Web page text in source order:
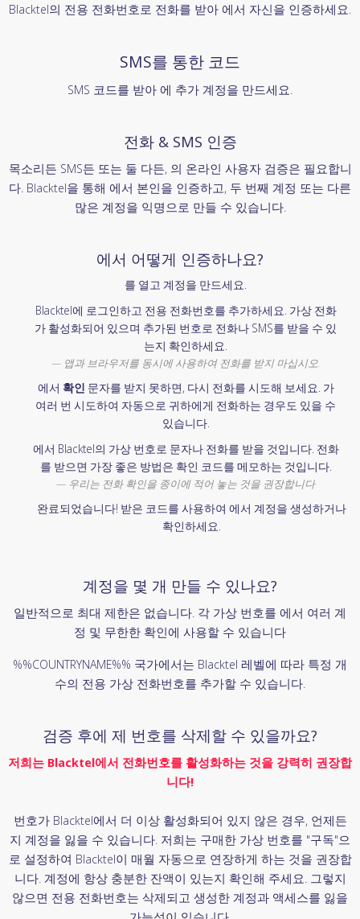
Blacktel의 전용 전화번호로 전화를 받아 에서 자신을 인증하세요.
SMS를 통한 코드
SMS 코드를 받아 에 추가 계정을 만드세요.
전화 & SMS 인증
목소리든 SMS든 또는 둘 다든, 의 온라인 사용자 검증은 필요합니
다. Blacktel을 통해 에서 본인을 인증하고, 두 번째 계정 또는 다른
많은 계정을 익명으로 만들 수 있습니다.
에서 어떻게 인증하나요?
를 열고 계정을 만드세요.
Blacktel에 로그인하고 전용 전화번호를 추가하세요. 가상 전화
가 활성화되어 있으며 추가된 번호로 전화나 SMS를 받을 수 있
는지 확인하세요.
앱과 브라우저를 동시에 사용하여 전화를 받지 마십시오.
에서 확인 문자를 받지 못하면, 다시 전화를 시도해 보세요. 가
여러 번 시도하여 자동으로 귀하에게 전화하는 경우도 있을 수
있습니다.
에서 Blacktel의 가상 번호로 문자나 전화를 받을 것입니다. 전화
를 받으면 가장 좋은 방법은 확인 코드를 메모하는 것입니다.
우리는 전화 확인을 종이에 적어 놓는 것을 권장합니다
완료되었습니다! 받은 코드를 사용하여 에서 계정을 생성하거나
확인하세요.
계정을 몇 개 만들 수 있나요?
일반적으로 최대 제한은 없습니다. 각 가상 번호를 에서 여러 계
정 및 무한한 확인에 사용할 수 있습니다
%%COUNTRYNAME%% 국가에서는 Blacktel 레벨에 따라 특정 개
수의 전용 가상 전화번호를 추가할 수 있습니다.
검증 후에 제 번호를 삭제할 수 있을까요?
저희는 Blacktel에서 전화번호를 활성화하는 것을 강력히 권장합
니다!
번호가 Blacktel에서 더 이상 활성화되어 있지 않은 경우, 언제든
지 계정을 잃을 수 있습니다. 저희는 구매한 가상 번호를 "구독"으
로 설정하여 Blacktel이 매월 자동으로 연장하게 하는 것을 권장합
니다. 계정에 항상 충분한 잔액이 있는지 확인해 주세요. 그렇지
않으면 전용 전화번호는 삭제되고 생성한 계정과 액세스를 잃을